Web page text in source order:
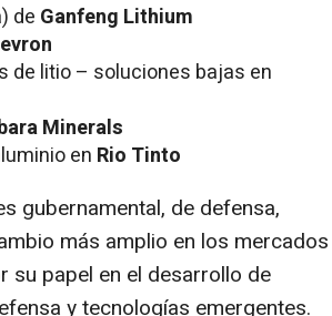
de Ganfeng Lithium
de litio – soluciones bajas en
Minerals
en Rio Tinto
gubernamental, de defensa,
más amplio en los mercados
su papel en el desarrollo de
y tecnologías emergentes.